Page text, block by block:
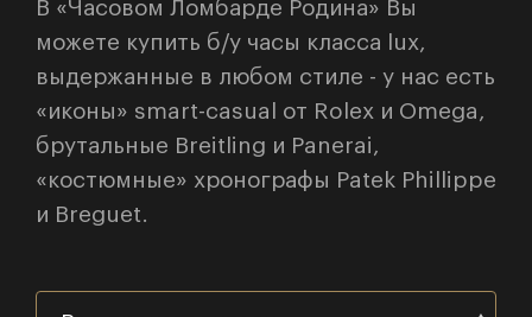
В «Часовом Ломбарде Родина» Вы
можете купить б/у часы класса lux,
выдержанные в любом стиле - у нас есть
«иконы» smart-casual от Rolex и Omega,
брутальные Breitling и Panerai,
«костюмные» хронографы Patek Phillippe
и Breguet.